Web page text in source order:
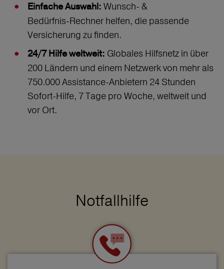
Einfache Auswahl: Wunsch‑ &
Bedürfnis‑Rechner helfen, die passende
Versicherung zu finden.
24/7 Hilfe weltweit: Globales Hilfsnetz in über
200 Ländern und einem Netzwerk von mehr als
750.000 Assistance-Anbietern 24 Stunden
Sofort-Hilfe, 7 Tage pro Woche, weltweit und
vor Ort.
Notfallhilfe